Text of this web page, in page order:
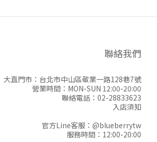
聯絡我們
大直門市：台北市中山區敬業一路128巷7號
營業時間：MON-SUN 12:00-20:00
聯絡電話：02-28833623
入店須知
官方Line客服： @blueberrytw
服務時間：12:00-20:00